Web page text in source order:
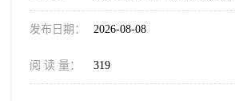
发布日期： 2026-08-08
阅 读 量： 319